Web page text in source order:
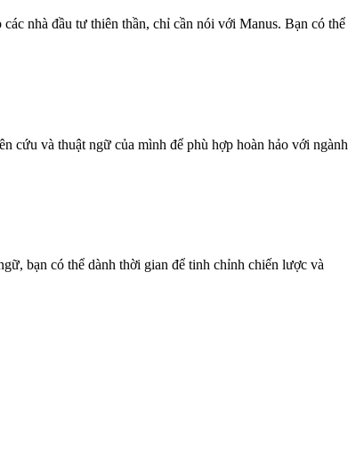
nhà đầu tư thiên thần, chỉ cần nói với Manus. Bạn có thể
cứu và thuật ngữ của mình để phù hợp hoàn hảo với ngành
bạn có thể dành thời gian để tinh chỉnh chiến lược và